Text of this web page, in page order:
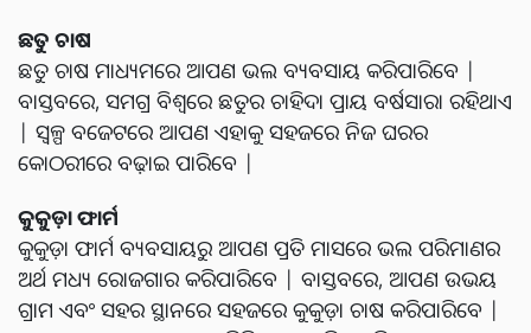
ଛତୁ ଚାଷ
ଛତୁ ଚାଷ ମାଧ୍ୟମରେ ଆପଣ ଭଲ ବ୍ୟବସାୟ କରିପାରିବେ |
ବାସ୍ତବରେ, ସମଗ୍ର ବିଶ୍ୱରେ ଛତୁର ଚାହିଦା ପ୍ରାୟ ବର୍ଷସାରା ରହିଥାଏ
| ସ୍ୱଳ୍ପ ବଜେଟରେ ଆପଣ ଏହାକୁ ସହଜରେ ନିଜ ଘରର
କୋଠରୀରେ ବଢ଼ାଇ ପାରିବେ |
କୁକୁଡ଼ା ଫାର୍ମ
କୁକୁଡ଼ା ଫାର୍ମ ବ୍ୟବସାୟରୁ ଆପଣ ପ୍ରତି ମାସରେ ଭଲ ପରିମାଣର
ଅର୍ଥ ମଧ୍ୟ ରୋଜଗାର କରିପାରିବେ | ବାସ୍ତବରେ, ଆପଣ ଉଭୟ
ଗ୍ରାମ ଏବଂ ସହର ସ୍ଥାନରେ ସହଜରେ କୁକୁଡ଼ା ଚାଷ କରିପାରିବେ |